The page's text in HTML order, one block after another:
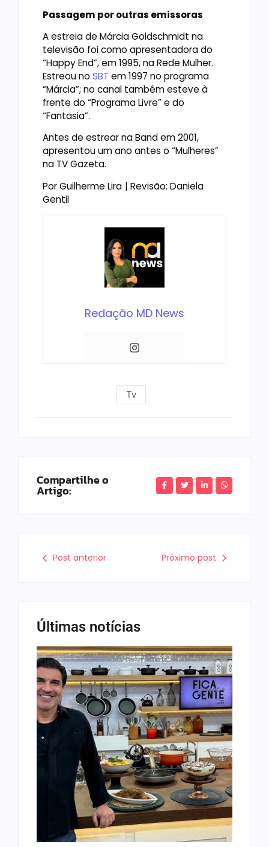
Passagem por outras emissoras
A estreia de Márcia Goldschmidt na
televisão foi como apresentadora do
“Happy End”, em 1995, na Rede Mulher.
Estreou no SBT em 1997 no programa
“Márcia”; no canal também esteve à
frente do “Programa Livre” e do
“Fantasia”.
Antes de estrear na Band em 2001,
apresentou um ano antes o “Mulheres”
na TV Gazeta.
Por Guilherme Lira | Revisão: Daniela
Gentil
Redação MD News
Tv
Compartilhe o
Artigo:
Post anterior Próximo post
Últimas notícias